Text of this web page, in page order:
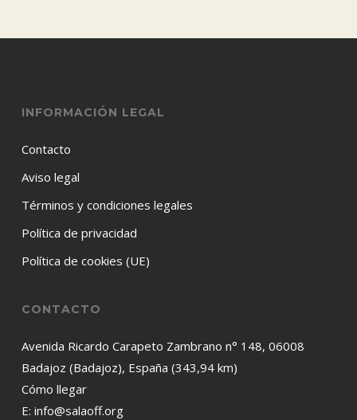
INFORMACIÓN LEGAL
Contacto
Aviso legal
Términos y condiciones legales
Política de privacidad
Política de cookies (UE)
CONTACTO
Avenida Ricardo Carapeto Zambrano n° 148, 06008
Badajoz (Badajoz), España (343,94 km)
Cómo llegar
E: info@salaoff.org